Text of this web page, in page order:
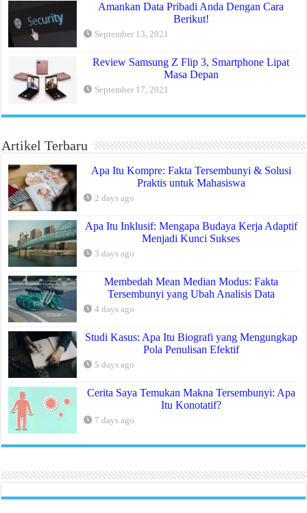
Amankan Data Pribadi Anda Dengan Cara
Berikut!
September 13, 2021
Review Samsung Z Flip 3, Smartphone Lipat
Masa Depan
September 17, 2021
Artikel Terbaru
Apa Itu Kompre: Fakta Tersembunyi & Solusi
Praktis untuk Mahasiswa
2 days ago
Apa Itu Inklusif: Mengapa Budaya Kerja Adaptif
Menjadi Kunci Sukses
3 days ago
Membedah Mean Median Modus: Fakta
Tersembunyi yang Ubah Analisis Data
4 days ago
Studi Kasus: Apa Itu Biografi yang Mengungkap
Pola Penulisan Efektif
5 days ago
Cerita Saya Temukan Makna Tersembunyi: Apa
Itu Konotatif?
7 days ago